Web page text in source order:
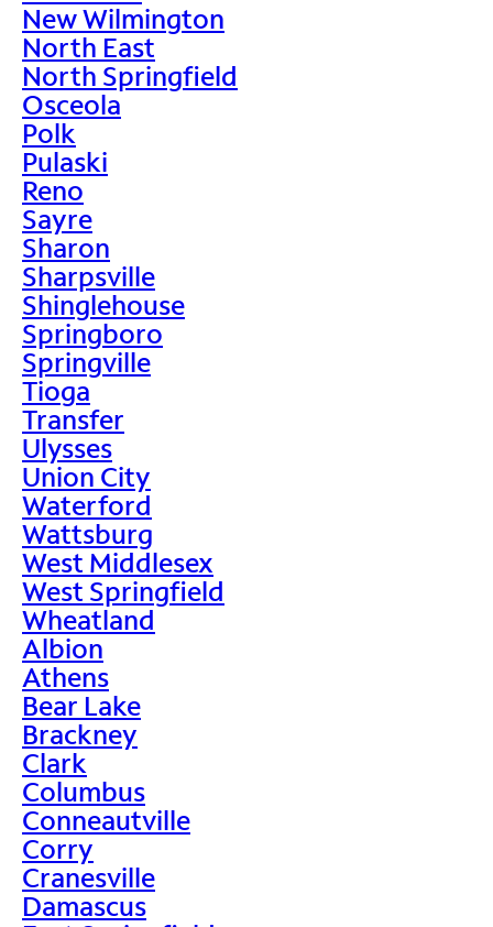
New Wilmington
North East
North Springfield
Osceola
Polk
Pulaski
Reno
Sayre
Sharon
Sharpsville
Shinglehouse
Springboro
Springville
Tioga
Transfer
Ulysses
Union City
Waterford
Wattsburg
West Middlesex
West Springfield
Wheatland
Albion
Athens
Bear Lake
Brackney
Clark
Columbus
Conneautville
Corry
Cranesville
Damascus